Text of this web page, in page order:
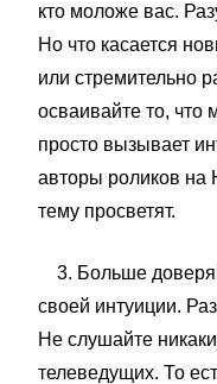
кто моложе вас.
Но что касается
или стремительно
осваивайте то, что
просто вызывает
авторы роликов на
тему просветят.
3. Больше
своей интуиции.
Не слушайте
телеведущих. То